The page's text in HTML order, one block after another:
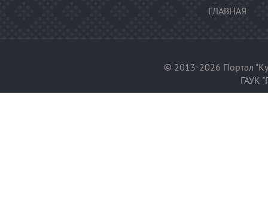
ГЛАВНАЯ
© 2013-2026 Портал
ГАУК